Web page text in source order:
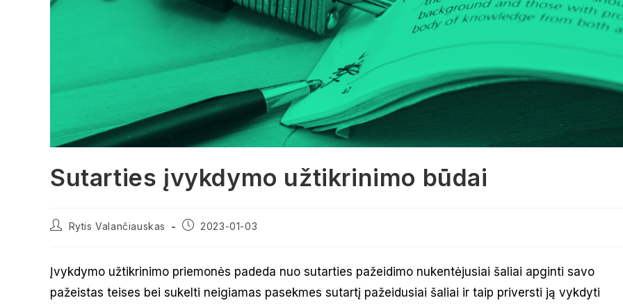
Sutarties įvykdymo užtikrinimo būdai
PostRytis Valančiauskas
Post2023-01-03
Įvykdymo užtikrinimo priemonės padeda nuo sutarties pažeidimo nukentėjusiai šaliai apginti savo
pažeistas teises bei sukelti neigiamas pasekmes sutartį pažeidusiai šaliai ir taip priversti ją vykdyti